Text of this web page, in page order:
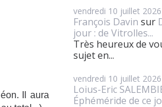
Il aura
vendredi 10 juillet 2026
François Davin sur
jour : de Vitrolles...
Très heureux de
sujet en...
vendredi 10 juillet 2026
Loius-Eric
Éphéméride de ce